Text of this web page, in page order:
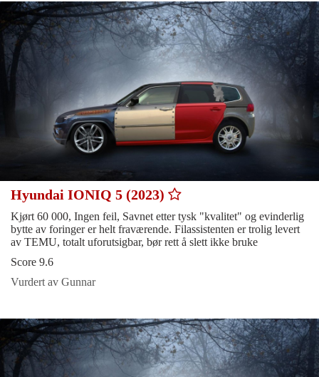
Hyundai IONIQ 5 (2023)
Kjørt 60 000, Ingen feil, Savnet etter tysk "kvalitet" og evinderlig
bytte av foringer er helt fraværende. Filassistenten er trolig levert
av TEMU, totalt uforutsigbar, bør rett å slett ikke bruke
Score 9.6
Vurdert av Gunnar